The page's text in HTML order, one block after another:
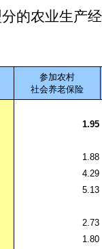
的农业生产
参加农村
社会养老保险
1.95
1.88
4.29
5.13
2.73
1.80